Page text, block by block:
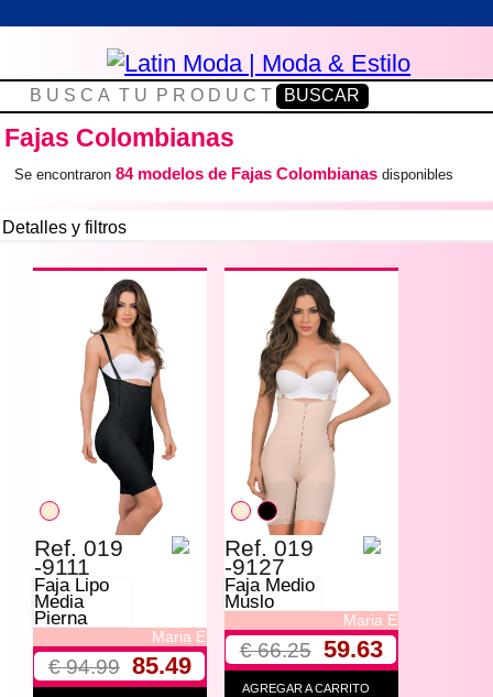
Fajas Colombianas
Se encontraron84 modelos de Fajas Colombianas disponibles
Detalles y filtros
Ref. 019
-9111
Faja Lipo
Media
Pierna
Maria E
€ 94.99 85.49
Ref. 019
-9127
Faja Medio
Muslo
Maria E
€ 66.25 59.63
AGREGAR A CARRITO